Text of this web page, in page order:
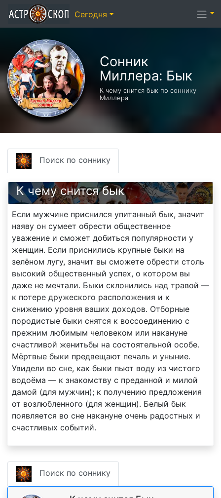
Сонник
Миллера: Бык
К чему снится бык по соннику
Миллера.
Поиск по соннику
К чему снится бык
Если мужчине приснился упитанный бык, значит
наяву он сумеет обрести общественное
уважение и сможет добиться популярности у
женщин. Если приснились крупные быки на
зелёном лугу, значит вы сможете обрести столь
высокий общественный успех, о котором вы
даже не мечтали. Быки склонились над травой —
к потере дружеского расположения и к
снижению уровня ваших доходов. Отборные
породистые быки снятся к воссоединению с
прежним любимым человеком или накануне
счастливой женитьбы на состоятельной особе.
Мёртвые быки предвещают печаль и уныние.
Увидели во сне, как быки пьют воду из чистого
водоёма — к знакомству с преданной и милой
дамой (для мужчин); к получению предложения
от возлюбленного (для женщин). Белый бык
появляется во сне накануне очень радостных и
счастливых событий.
Поиск по соннику
Сегодня